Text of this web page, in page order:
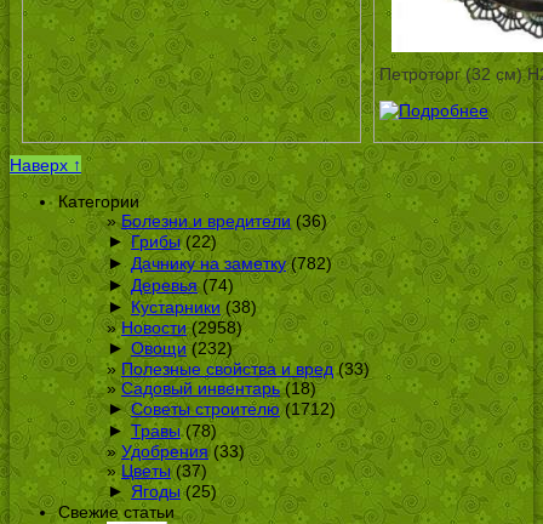
Петроторг (32 см)
Наверх ↑
Категории
Болезни и вредители (36)
► Грибы(22)
► Дачнику на заметку(782)
► Деревья(74)
► Кустарники (38)
Новости(2958)
► Овощи(232)
Полезные свойства и вред(33)
Садовый инвентарь(18)
► Советы строителю(1712)
► Травы(78)
Удобрения (33)
Цветы(37)
► Ягоды(25)
Свежие статьи